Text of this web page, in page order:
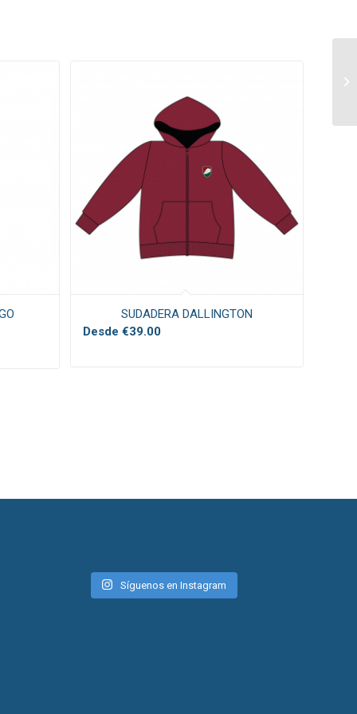
SUDADERA DALLINGTON
Desde €39.00
Síguenos en Instagram